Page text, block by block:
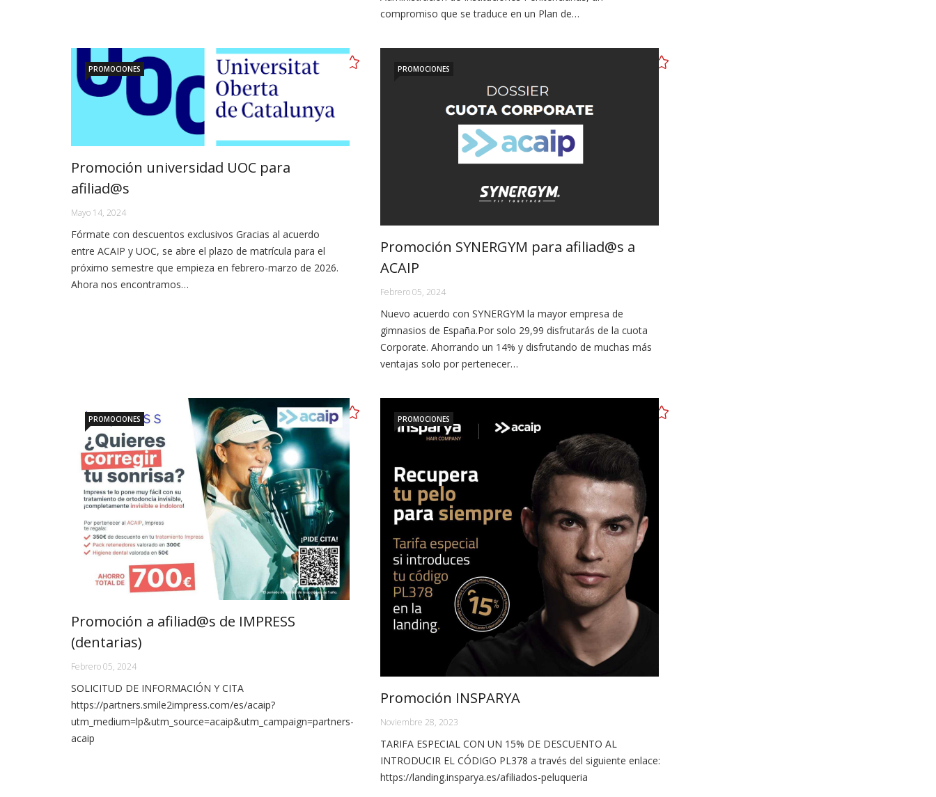
compromiso que se traduce en un Plan de…
PROMOCIONES
Promoción universidad UOC para
afiliad@s
Mayo 14, 2024
Fórmate con descuentos exclusivos Gracias al acuerdo
entre ACAIP y UOC, se abre el plazo de matrícula para el
próximo semestre que empieza en febrero-marzo de 2026.
Ahora nos encontramos…
PROMOCIONES
Promoción SYNERGYM para afiliad@s a
ACAIP
Febrero 05, 2024
Nuevo acuerdo con SYNERGYM la mayor empresa de
gimnasios de España.Por solo 29,99 disfrutarás de la cuota
Corporate. Ahorrando un 14% y disfrutando de muchas más
ventajas solo por pertenecer…
PROMOCIONES
Promoción a afiliad@s de IMPRESS
(dentarias)
Febrero 05, 2024
SOLICITUD DE INFORMACIÓN Y CITA
https://partners.smile2impress.com/es/acaip?
utm_medium=lp&utm_source=acaip&utm_campaign=partners-
acaip
PROMOCIONES
Promoción INSPARYA
Noviembre 28, 2023
TARIFA ESPECIAL CON UN 15% DE DESCUENTO AL
INTRODUCIR EL CÓDIGO PL378 a través del siguiente enlace:
https://landing.insparya.es/afiliados-peluqueria